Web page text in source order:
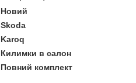
Новий
Skoda
Karoq
Килимки в салон
Повний комплект